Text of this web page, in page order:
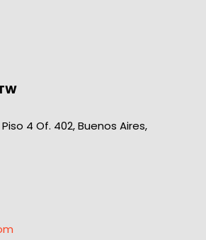
4 Of. 402, Buenos Aires,